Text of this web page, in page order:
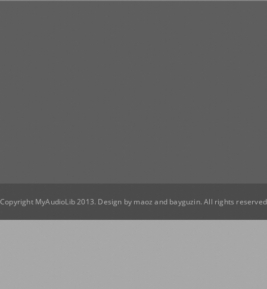
Copyright MyAudioLib 2013. Design by maoz and bayguzin. All rights